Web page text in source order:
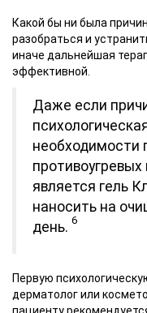
Какой бы ни была
разобраться и
иначе дальнейшая
эффективной.
Даже если
необходимости
является гель
наносить на
день. 6
Первую
дерматолог или